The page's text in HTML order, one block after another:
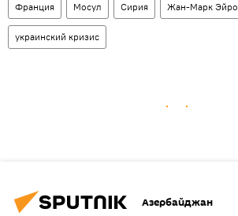
Франция Мосул Сирия Жан-Марк Эйро
украинский кризис
Азербайджан